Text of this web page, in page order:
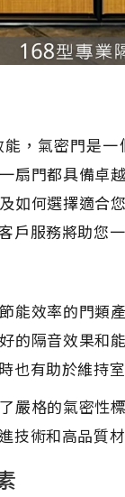
，氣密門是
扇門都具備卓
如何選擇適合
戶服務將助您
能效率的門類
的隔音效果和
也有助於維持
嚴格的氣密性
技術和高品質